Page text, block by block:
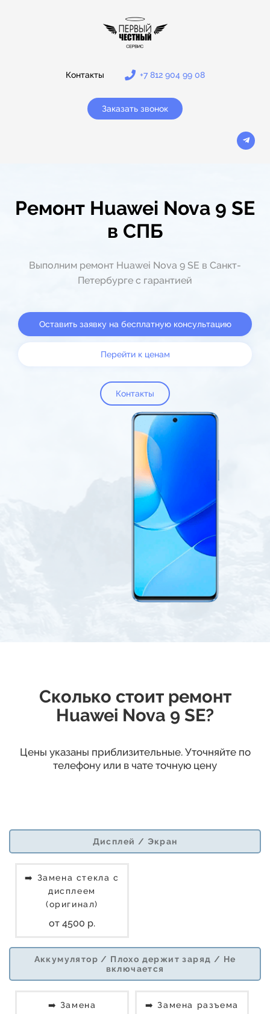
Контакты +7 812 904 99 08
Заказать звонок
Ремонт Huawei Nova 9 SE
в СПБ
Выполним ремонт Huawei Nova 9 SE в Санкт-
Петербурге с гарантией
Оставить заявку на бесплатную консультацию
Перейти к ценам
Контакты
Сколько стоит ремонт
Huawei Nova 9 SE?
Цены указаны приблизительные. Уточняйте по
телефону или в чате точную цену
Дисплей / Экран
➡️ Замена стекла с
дисплеем
(оригинал)
от 4500 р.
Аккумулятор / Плохо держит заряд / Не
включается
➡️ Замена
➡️ Замена разъема